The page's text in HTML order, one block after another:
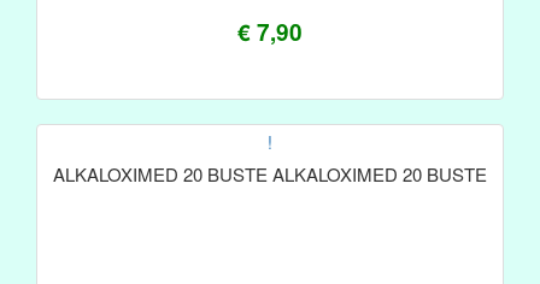
€ 7,90
!
ALKALOXIMED 20 BUSTE ALKALOXIMED 20 BUSTE